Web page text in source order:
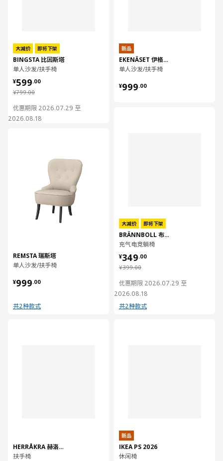
大减价 即将下架
BINGSTA 比因斯塔
单人沙发/扶手椅
¥799.00
¥ 799.00
¥599.00
¥ 599.00
优惠期限 2026.07.29 至
2026.08.18
REMSTA 瑞斯塔
单人沙发/扶手椅
¥999.00
¥ 999.00
共2种款式
HERRÅKRA 赫洛克拉
扶手椅
新品
EKENÄSET 伊格塞特
单人沙发/扶手椅
¥999.00
¥ 999.00
大减价 即将下架
BRÄNNBOLL 布朗伯
充气电竞躺椅
¥399.00
¥ 399.00
¥349.00
¥ 349.00
优惠期限 2026.07.29 至
2026.08.18
共2种款式
新品
IKEA PS 2026
休闲椅